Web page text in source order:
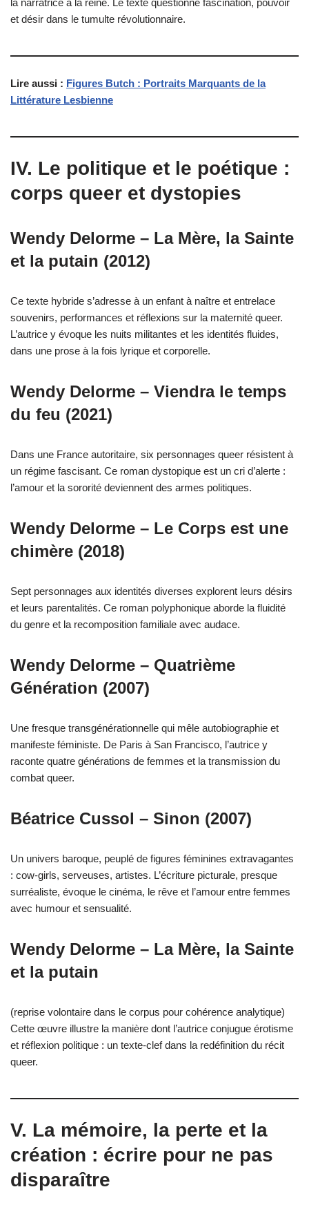
et désir dans le tumulte révolutionnaire.
Lire aussi : Figures Butch : Portraits Marquants de la
Littérature Lesbienne
IV. Le politique et le poétique :
corps queer et dystopies
Wendy Delorme – La Mère, la Sainte
et la putain (2012)
Ce texte hybride s’adresse à un enfant à naître et entrelace
souvenirs, performances et réflexions sur la maternité queer.
L’autrice y évoque les nuits militantes et les identités fluides,
dans une prose à la fois lyrique et corporelle.
Wendy Delorme – Viendra le temps
du feu (2021)
Dans une France autoritaire, six personnages queer résistent à
un régime fascisant. Ce roman dystopique est un cri d’alerte :
l’amour et la sororité deviennent des armes politiques.
Wendy Delorme – Le Corps est une
chimère (2018)
Sept personnages aux identités diverses explorent leurs désirs
et leurs parentalités. Ce roman polyphonique aborde la fluidité
du genre et la recomposition familiale avec audace.
Wendy Delorme – Quatrième
Génération (2007)
Une fresque transgénérationnelle qui mêle autobiographie et
manifeste féministe. De Paris à San Francisco, l’autrice y
raconte quatre générations de femmes et la transmission du
combat queer.
Béatrice Cussol – Sinon (2007)
Un univers baroque, peuplé de figures féminines extravagantes
: cow-girls, serveuses, artistes. L’écriture picturale, presque
surréaliste, évoque le cinéma, le rêve et l’amour entre femmes
avec humour et sensualité.
Wendy Delorme – La Mère, la Sainte
et la putain
(reprise volontaire dans le corpus pour cohérence analytique)
Cette œuvre illustre la manière dont l’autrice conjugue érotisme
et réflexion politique : un texte-clef dans la redéfinition du récit
queer.
V. La mémoire, la perte et la
création : écrire pour ne pas
disparaître